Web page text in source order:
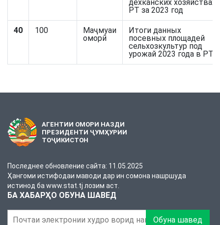
дехканских хозяйствах
РТ за 2023 год
40 100
Маҷмуаи
оморӣ
Итоги данных
посевных площадей
сельхозкультур под
урожай 2023 года в РТ
АГЕНТИИ ОМОРИ НАЗДИ
ПРЕЗИДЕНТИ ҶУМҲУРИИ
ТОҶИКИСТОН
Последнее обновление сайта: 11.05.2025
Ҳангоми истифодаи маводи дар ин сомона нашршуда
истинод ба www.stat.tj лозим аст.
БА ХАБАРҲО ОБУНА ШАВЕД
Обуна шавед